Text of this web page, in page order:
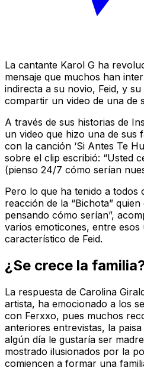
La cantante Karol G ha
mensaje que muchos han
indirecta a su novio, Feid, y
compartir un video de una de
A través de sus historias de
un video que hizo una de sus
con la canción ‘Si Antes Te
sobre el clip escribió: “Usted
(pienso 24/7 cómo serían
Pero lo que ha tenido a todos
reacción de la “Bichota”
pensando cómo serían”,
varios emoticones, entre
característico de Feid.
¿Se crece la
La respuesta de Carolina
artista, ha emocionado a los
con Ferxxo, pues muchos
anteriores entrevistas, la
algún día le gustaría ser
mostrado ilusionados por la
comiencen a formar una